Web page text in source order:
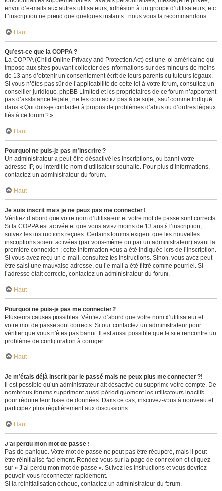
envoi d’e-mails aux autres utilisateurs, adhésion à un groupe d’utilisateurs, etc.
L’inscription ne prend que quelques instants : nous vous la recommandons.
Haut
Qu’est-ce que la COPPA ?
La COPPA (Child Online Privacy and Protection Act) est une loi américaine qui
impose aux sites pouvant collecter des informations sur des mineurs de moins
de 13 ans d’obtenir un consentement écrit de leurs parents ou tuteurs légaux.
Si vous n’êtes pas sûr de l’applicabilité de cette loi à votre forum, consultez un
conseiller juridique. phpBB Limited et les propriétaires de ce forum n’apportent
pas d’assistance légale ; ne les contactez pas à ce sujet, sauf comme indiqué
dans « Qui dois-je contacter à propos de problèmes d’abus ou d’ordres légaux
liés à ce forum ? ».
Haut
Pourquoi ne puis-je pas m’inscrire ?
Un administrateur a peut-être désactivé les inscriptions, ou banni votre
adresse IP, ou interdit le nom d’utilisateur souhaité. Pour plus d’informations,
contactez un administrateur du forum.
Haut
Je suis inscrit mais je ne peux pas me connecter !
Vérifiez d’abord que votre nom d’utilisateur et votre mot de passe sont corrects.
Si la COPPA est activée et que vous aviez moins de 13 ans à l’inscription,
suivez les instructions reçues. Certains forums exigent que les nouvelles
inscriptions soient activées (par vous-même ou par un administrateur) avant la
première connexion : cette information vous a été indiquée lors de l’inscription.
Si vous avez reçu un e-mail, consultez les instructions. Sinon, vous avez peut-
être saisi une mauvaise adresse, ou l’e-mail a été filtré comme pourriel. Si
l’adresse était correcte, contactez un administrateur du forum.
Haut
Pourquoi ne puis-je pas me connecter ?
Plusieurs causes possibles. Vérifiez d’abord que votre nom d’utilisateur et
votre mot de passe sont corrects. Si oui, contactez un administrateur pour
vérifier que vous n’êtes pas banni. Il est aussi possible que le site rencontre un
problème de configuration à corriger.
Haut
Je m’étais déjà inscrit par le passé mais ne peux plus me connecter ?!
Il est possible qu’un administrateur ait désactivé ou supprimé votre compte. De
nombreux forums suppriment aussi périodiquement les utilisateurs inactifs
pour réduire leur base de données. Dans ce cas, inscrivez-vous à nouveau et
participez plus régulièrement aux discussions.
Haut
J’ai perdu mon mot de passe !
Pas de panique. Votre mot de passe ne peut pas être récupéré, mais il peut
être réinitialisé facilement. Rendez-vous sur la page de connexion et cliquez
sur « J’ai perdu mon mot de passe ». Suivez les instructions et vous devriez
pouvoir vous reconnecter rapidement.
Si la réinitialisation échoue, contactez un administrateur du forum.